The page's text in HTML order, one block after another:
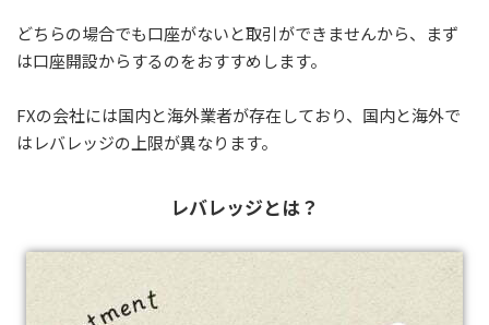
どちらの場合でも口座がないと取引ができませんから、まず
は口座開設からするのをおすすめします。
FXの会社には国内と海外業者が存在しており、国内と海外で
はレバレッジの上限が異なります。
レバレッジとは？